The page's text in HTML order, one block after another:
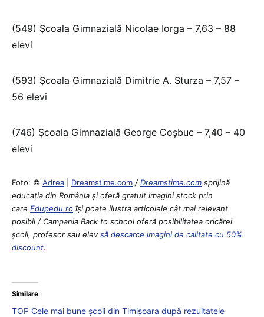
(549) Școala Gimnazială Nicolae Iorga – 7,63 – 88
elevi
(593) Școala Gimnazială Dimitrie A. Sturza – 7,57 –
56 elevi
(746) Școala Gimnazială George Coșbuc – 7,40 – 40
elevi
Foto: © Adrea Dreamstime.com /Dreamstime.com sprijină
educaţia din România şi oferă gratuit imagini stock prin
care Edupedu.ro îşi poate ilustra articolele cât mai relevant
posibil / Campania Back to school oferă posibilitatea oricărei
școli, profesor sau elevsă descarce imagini de calitate cu 50%
discount.
Similare
TOP Cele mai bune școli din Timișoara după rezultatele